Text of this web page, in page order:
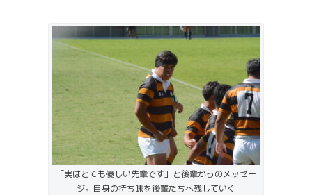
「実はとても優しい先輩です」と後輩からのメッセー
ジ。自身の持ち味を後輩たちへ残していく